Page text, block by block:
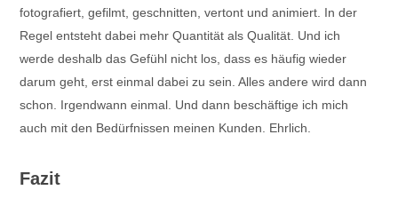
fotografiert, gefilmt, geschnitten, vertont und animiert. In der
Regel entsteht dabei mehr Quantität als Qualität. Und ich
werde deshalb das Gefühl nicht los, dass es häufig wieder
darum geht, erst einmal dabei zu sein. Alles andere wird dann
schon. Irgendwann einmal. Und dann beschäftige ich mich
auch mit den Bedürfnissen meinen Kunden. Ehrlich.
Fazit